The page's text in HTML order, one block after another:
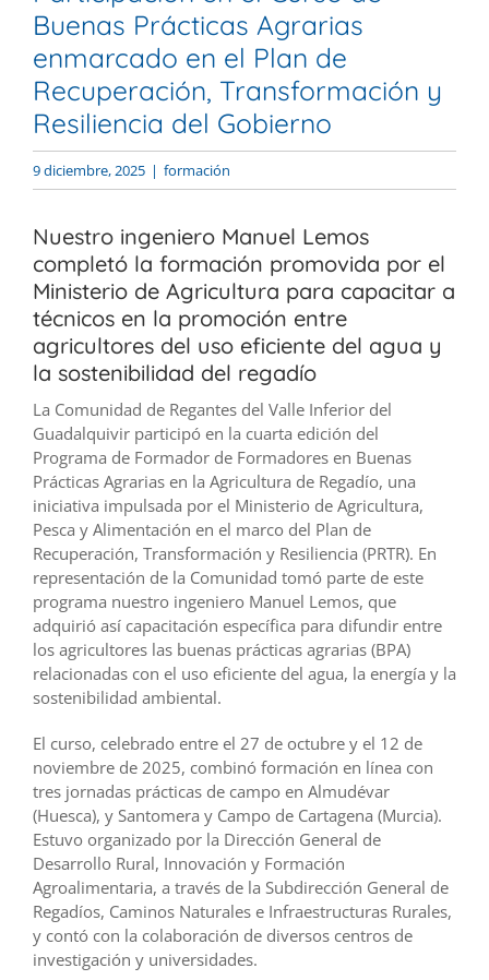
Buenas Prácticas Agrarias
enmarcado en el Plan de
Recuperación, Transformación y
Resiliencia del Gobierno
9 diciembre, 2025 | formación
Nuestro ingeniero Manuel Lemos
completó la formación promovida por el
Ministerio de Agricultura para capacitar a
técnicos en la promoción entre
agricultores del uso eficiente del agua y
la sostenibilidad del regadío
La Comunidad de Regantes del Valle Inferior del
Guadalquivir participó en la cuarta edición del
Programa de Formador de Formadores en Buenas
Prácticas Agrarias en la Agricultura de Regadío, una
iniciativa impulsada por el Ministerio de Agricultura,
Pesca y Alimentación en el marco del Plan de
Recuperación, Transformación y Resiliencia (PRTR). En
representación de la Comunidad tomó parte de este
programa nuestro ingeniero Manuel Lemos, que
adquirió así capacitación específica para difundir entre
los agricultores las buenas prácticas agrarias (BPA)
relacionadas con el uso eficiente del agua, la energía y la
sostenibilidad ambiental.
El curso, celebrado entre el 27 de octubre y el 12 de
noviembre de 2025, combinó formación en línea con
tres jornadas prácticas de campo en Almudévar
(Huesca), y Santomera y Campo de Cartagena (Murcia).
Estuvo organizado por la Dirección General de
Desarrollo Rural, Innovación y Formación
Agroalimentaria, a través de la Subdirección General de
Regadíos, Caminos Naturales e Infraestructuras Rurales,
y contó con la colaboración de diversos centros de
investigación y universidades.